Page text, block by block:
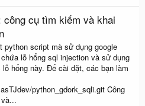
công cụ tìm kiếm và khai
python script mà sử dụng google
lỗ hổng sql injection và sử dụng
hổng này. Để cài đặt, các bạn làm
python_gdork_sqli.git Công